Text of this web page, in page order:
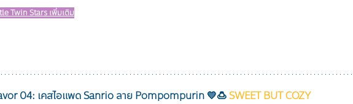
Twin Stars เพิ่มเติม
04: เคสไอแพด Sanrio ลาย Pompompurin 💛🍮 SWEET BUT COZY